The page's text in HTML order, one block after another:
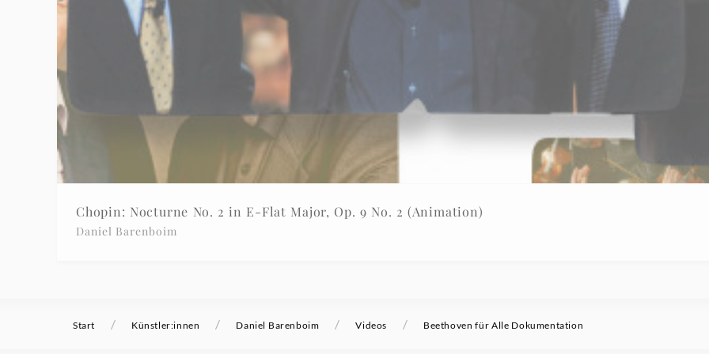
Chopin: Nocturne No. 2 in E-Flat Major, Op. 9 No. 2 (Animation)
Daniel Barenboim
Start / Künstler:innen / Daniel Barenboim / Videos / Beethoven für Alle Dokumentation